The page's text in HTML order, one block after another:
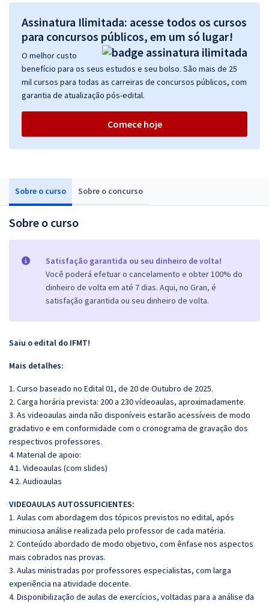
Sobre o curso Sobre o concurso
Sobre o curso
Satisfação garantida ou seu dinheiro de volta!
Você poderá efetuar o cancelamento e obter 100% do
dinheiro de volta em até 7 dias. Aqui, no Gran, é
satisfação garantida ou seu dinheiro de volta.
Saiu o edital do IFMT!
Mais detalhes:
1. Curso baseado no Edital 01, de 20 de Outubro de 2025.
2. Carga horária prevista: 200 a 230 vídeoaulas, aproximadamente.
3. As videoaulas ainda não disponíveis estarão acessíveis de modo
gradativo e em conformidade com o cronograma de gravação dos
respectivos professores.
4. Material de apoio:
4.1. Videoaulas (com slides)
4.2. Audioaulas
VIDEOAULAS AUTOSSUFICIENTES:
1. Aulas com abordagem dos tópicos previstos no edital, após
minuciosa análise realizada pelo professor de cada matéria.
2. Conteúdo abordado de modo objetivo, com ênfase nos aspectos
mais cobrados nas provas.
3. Aulas ministradas por professores especialistas, com larga
experiência na atividade docente.
4. Disponibilização de aulas de exercícios, voltadas para a análise da
Assinatura Ilimitada: acesse todos os cursos
para concursos públicos, em um só lugar!
O melhor custo
benefício para os seus estudos e seu bolso. São mais de 25
mil cursos para todas as carreiras de concursos públicos, com
garantia de atualização pós-edital.
Comece hoje